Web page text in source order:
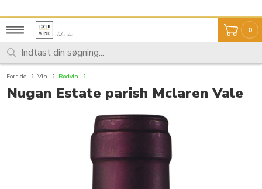
0
Forside Vin Rødvin
Nugan Estate parish Mclaren Vale